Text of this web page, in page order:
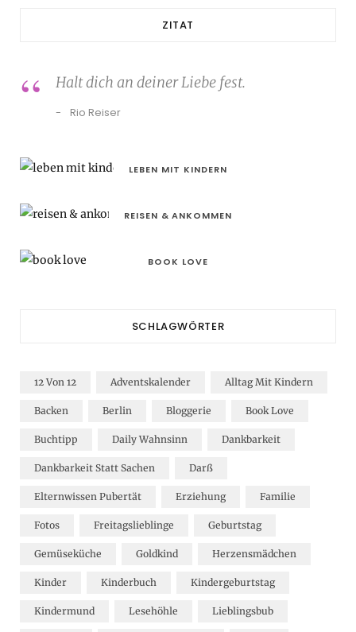
ZITAT
Halt dich an deiner Liebe fest.
Rio Reiser
LEBEN MIT KINDERN
REISEN & ANKOMMEN
BOOK LOVE
SCHLAGWÖRTER
12 Von 12 Adventskalender Alltag Mit Kindern
Backen Berlin Bloggerie Book Love
Buchtipp Daily Wahnsinn Dankbarkeit
Dankbarkeit Statt Sachen Darß
Elternwissen Pubertät Erziehung Familie
Fotos Freitagslieblinge Geburtstag
Gemüseküche Goldkind Herzensmädchen
Kinder Kinderbuch Kindergeburtstag
Kindermund Lesehöhle Lieblingsbub